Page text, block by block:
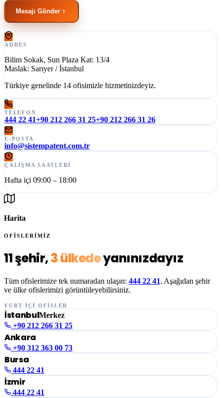
Mesajı Gönder
ADRES
Bilim Sokak, Sun Plaza Kat: 13/4
Maslak: Sarıyer / İstanbul
Türkiye genelinde 14 ofisimizle hizmetinizdeyiz.
TELEFON
444 22 41+90 212 266 31 25+90 212 266 31 26
E-POSTA
info@sistempatent.com.tr
ÇALIŞMA SAATLERI
Hafta içi 09:00 – 18:00
Harita
OFİSLERİMİZ
11 şehir,3 ülkedeyanınızdayız
Tüm ofislerimize tek numaradan ulaşın: 444 22 41. Aşağıdan şehir
ve ülke ofislerimizi görüntüleyebilirsiniz.
YURT İÇİ OFİSLER
İstanbulMerkez
+90 212 266 31 25
Ankara
+90 312 363 00 73
Bursa
444 22 41
İzmir
444 22 41